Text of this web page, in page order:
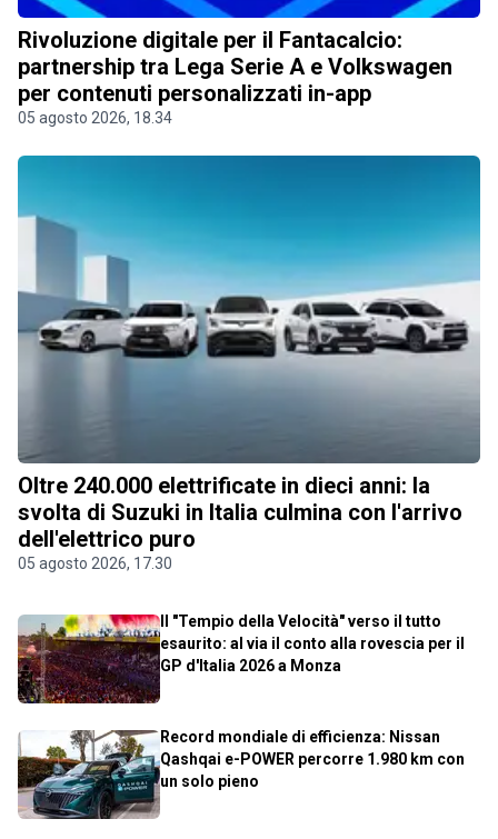
Rivoluzione digitale per il Fantacalcio:
partnership tra Lega Serie A e Volkswagen
per contenuti personalizzati in-app
05 agosto 2026, 18.34
Oltre 240.000 elettrificate in dieci anni: la
svolta di Suzuki in Italia culmina con l'arrivo
dell'elettrico puro
05 agosto 2026, 17.30
Il "Tempio della Velocità" verso il tutto
esaurito: al via il conto alla rovescia per il
GP d'Italia 2026 a Monza
Record mondiale di efficienza: Nissan
Qashqai e-POWER percorre 1.980 km con
un solo pieno